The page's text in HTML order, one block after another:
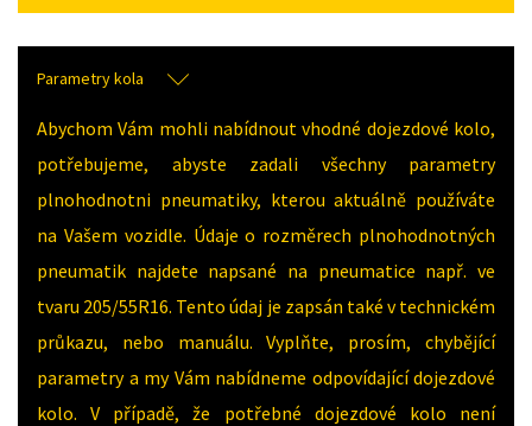
Parametry kola
Abychom Vám mohli nabídnout vhodné dojezdové kolo,
potřebujeme, abyste zadali všechny parametry
plnohodnotni pneumatiky, kterou aktuálně používáte
na Vašem vozidle. Údaje o rozměrech plnohodnotných
pneumatik najdete napsané na pneumatice např. ve
tvaru 205/55R16. Tento údaj je zapsán také v technickém
průkazu, nebo manuálu. Vyplňte, prosím, chybějící
parametry a my Vám nabídneme odpovídající dojezdové
kolo. V případě, že potřebné dojezdové kolo není